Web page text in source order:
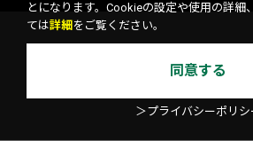
とになります。Cookieの設定や使用の詳細
ては詳細 をご覧ください。
同意する
＞プライバシーポリシ